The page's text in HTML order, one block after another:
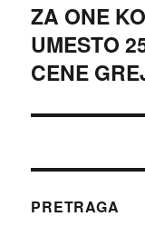
Next
post:
ZA ONE
UMESTO
CENE
PRETRAGA